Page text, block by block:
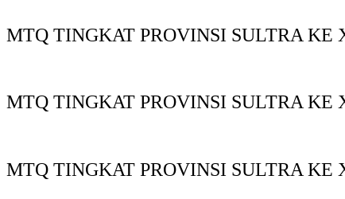
MTQ TINGKAT PROVINSI SULTRA KE
MTQ TINGKAT PROVINSI SULTRA KE
MTQ TINGKAT PROVINSI SULTRA